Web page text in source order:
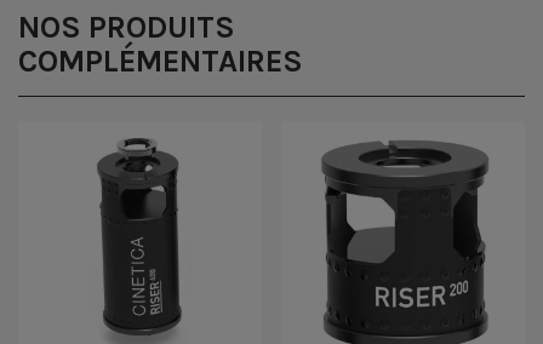
NOS PRODUITS
COMPLÉMENTAIRES